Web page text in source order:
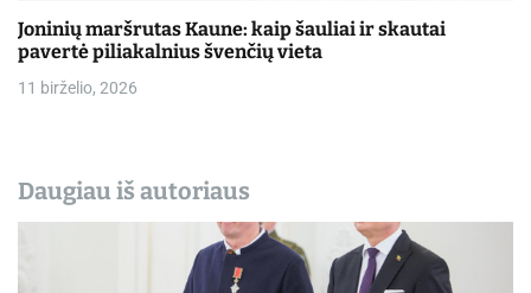
Joninių maršrutas Kaune: kaip šauliai ir skautai
pavertė piliakalnius švenčių vieta
11 birželio, 2026
Daugiau iš autoriaus